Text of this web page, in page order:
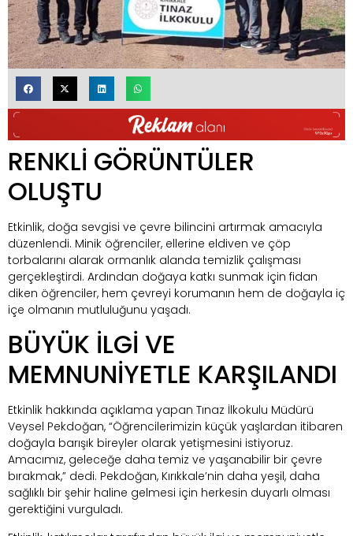
RENKLİ GÖRÜNTÜLER
OLUŞTU
Etkinlik, doğa sevgisi ve çevre bilincini artırmak amacıyla
düzenlendi. Minik öğrenciler, ellerine eldiven ve çöp
torbalarını alarak ormanlık alanda temizlik çalışması
gerçekleştirdi. Ardından doğaya katkı sunmak için fidan
diken öğrenciler, hem çevreyi korumanın hem de doğayla iç
içe olmanın mutluluğunu yaşadı.
BÜYÜK İLGİ VE
MEMNUNİYETLE KARŞILANDI
Etkinlik hakkında açıklama yapan Tınaz İlkokulu Müdürü
Veysel Pekdoğan, “Öğrencilerimizin küçük yaşlardan itibaren
doğayla barışık bireyler olarak yetişmesini istiyoruz.
Amacımız, geleceğe daha temiz ve yaşanabilir bir çevre
bırakmak,” dedi. Pekdoğan, Kırıkkale’nin daha yeşil, daha
sağlıklı bir şehir haline gelmesi için herkesin duyarlı olması
gerektiğini vurguladı.